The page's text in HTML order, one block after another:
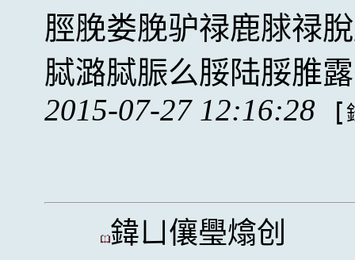
脛脕娄脕驴禄鹿脙禄
脦潞脦脤么脮陆脮脽
2015-07-27 12:16:28
[
鍏ㄩ儴璺熻创